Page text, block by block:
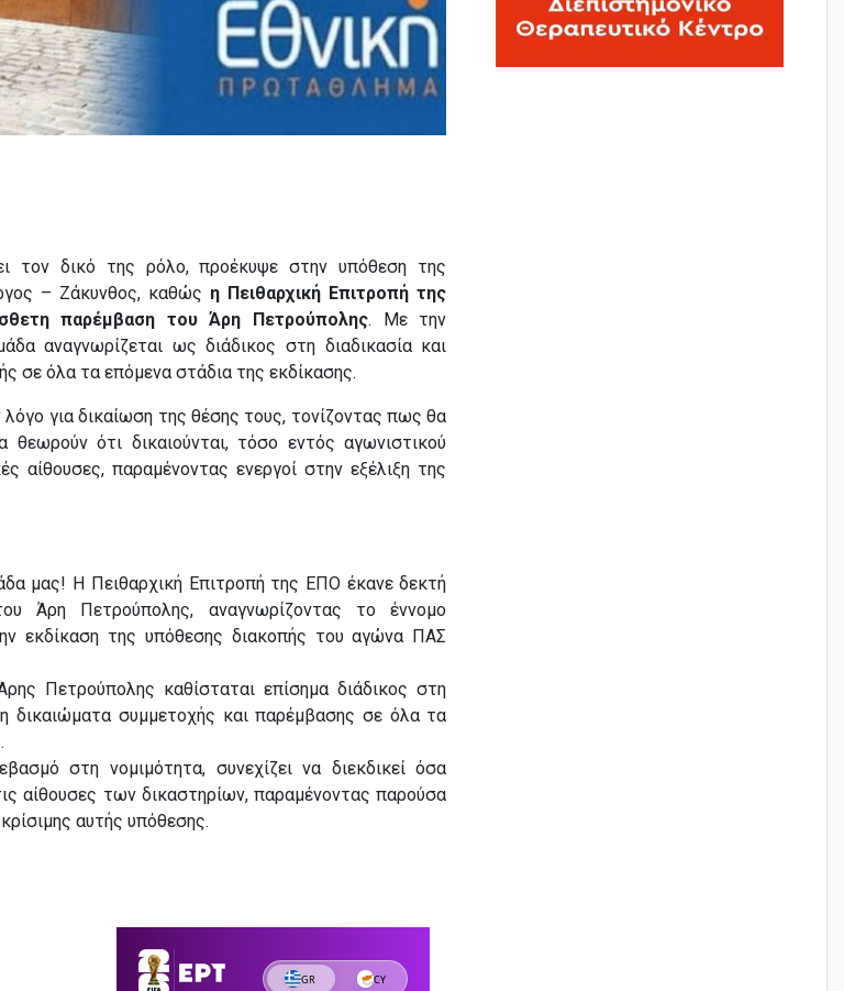
τον δικό της ρόλο, προέκυψε στην υπόθεση της
– Ζάκυνθος, καθώς η Πειθαρχική Επιτροπή της
παρέμβαση του Άρη Πετρούπολης. Με την
αναγνωρίζεται ως διάδικος στη διαδικασία και
σε όλα τα επόμενα στάδια της εκδίκασης.
για δικαίωση της θέσης τους, τονίζοντας πως θα
θεωρούν ότι δικαιούνται, τόσο εντός αγωνιστικού
αίθουσες, παραμένοντας ενεργοί στην εξέλιξη της
μας! Η Πειθαρχική Επιτροπή της ΕΠΟ έκανε δεκτή
Άρη Πετρούπολης, αναγνωρίζοντας το έννομο
εκδίκαση της υπόθεσης διακοπής του αγώνα ΠΑΣ
Πετρούπολης καθίσταται επίσημα διάδικος στη
δικαιώματα συμμετοχής και παρέμβασης σε όλα τα
στη νομιμότητα, συνεχίζει να διεκδικεί όσα
αίθουσες των δικαστηρίων, παραμένοντας παρούσα
αυτής υπόθεσης.